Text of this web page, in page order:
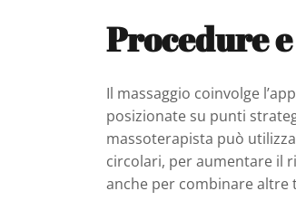
Procedure
Il massaggio coinvolge
posizionate su punti
massoterapista può
circolari, per aumentare il
anche per combinare altre